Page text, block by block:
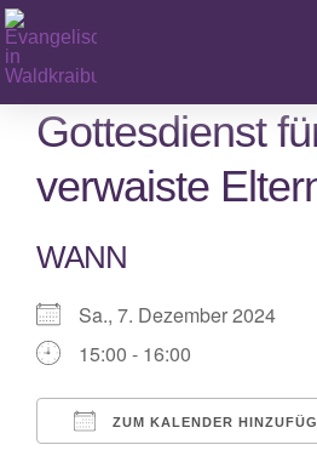
Zum
Inhalt
springen
Gottesdienst
verwaiste
WANN
Sa., 7. Dezember 2024
15:00 - 16:00
ZUM KALENDER